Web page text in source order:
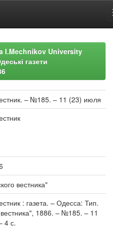
I.Mechnikov University
газети
– №185. – 11 (23) июля
вестника"
: газета. – Одесса: Тип.
1886. – №185. – 11
4 с.